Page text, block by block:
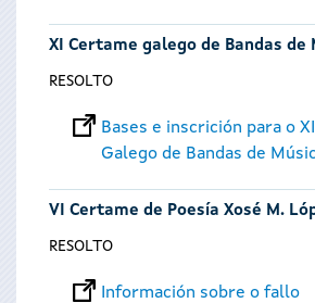
XI Certame galego de Bandas de
RESOLTO
Bases e inscrición para o
Galego de Bandas de
VI Certame de Poesía Xosé M.
RESOLTO
Información sobre o fallo